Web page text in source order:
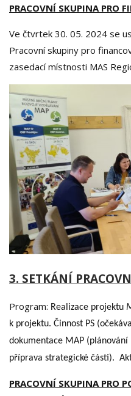
PRACOVNÍ SKUPINA PRO
Ve čtvrtek 30. 05. 2024 se
Pracovní skupiny pro
zasedací místnosti MAS
3. SETKÁNÍ
Program: Realizace projektu
k projektu. Činnost PS
dokumentace MAP
příprava strategické části).
PRACOVNÍ SKUPINA PRO